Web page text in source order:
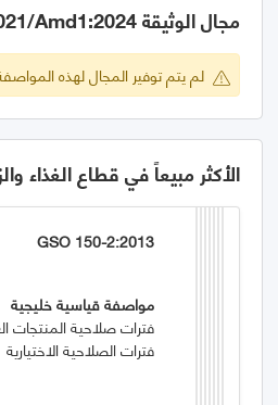
مجال الوثيقة GSO 2055-2:2021/Amd1:2024
لم يتم توفير المجال لهذه
الأكثر مبيعاً في قطاع الغذاء
GSO 150-2:2013
مواصفة قياسية خليجية
فترات صلاحية المنتجات
فترات الصلاحية الاختيارية